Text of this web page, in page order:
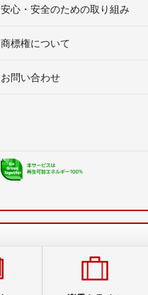
安心・安全のための取り組み
商標権について
お問い合わせ